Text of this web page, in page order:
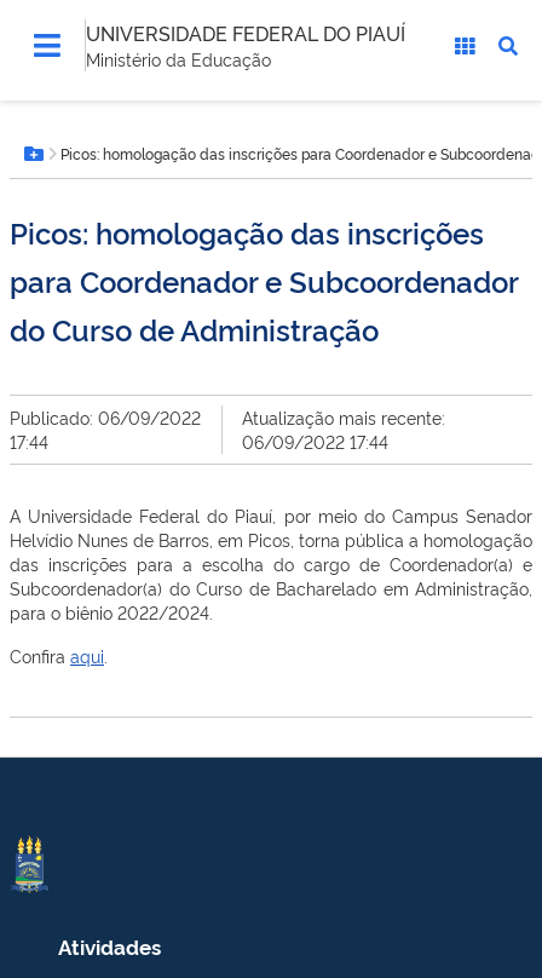
UNIVERSIDADE FEDERAL DO PIAUÍ
Ministério da Educação
está
aqui:Botão Menu
Picos: homologação das inscrições para Coordenador e
Picos: homologação das inscrições
para Coordenador e Subcoordenador
do Curso de Administração
Publicado: 06/09/2022
17:44
Atualização mais recente:
06/09/2022 17:44
A Universidade Federal do Piauí, por meio do Campus Senador
Helvídio Nunes de Barros, em Picos, torna pública a homologação
das inscrições para a escolha do cargo de Coordenador(a) e
Subcoordenador(a) do Curso de Bacharelado em Administração,
para o biênio 2022/2024.
Confira aqui
Atividades